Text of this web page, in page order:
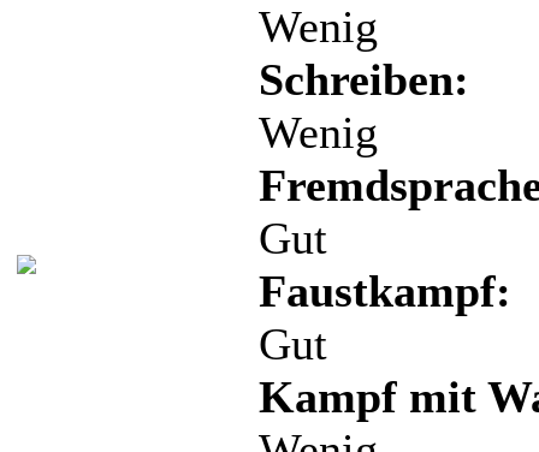
Wenig
Schreiben:
Wenig
Gut
Faustkampf:
Gut
Kampf mit